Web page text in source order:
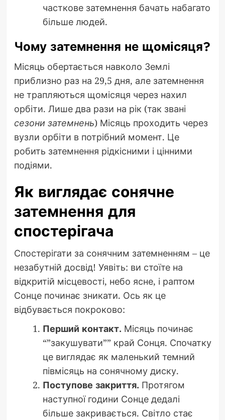
часткове затемнення бачать набагато
більше людей.
Чому затемнення не щомісяця?
Місяць обертається навколо Землі
приблизно раз на 29,5 дня, але затемнення
не трапляються щомісяця через нахил
орбіти. Лише два рази на рік (так звані
сезони затемнень) Місяць проходить через
вузли орбіти в потрібний момент. Це
робить затемнення рідкісними і цінними
подіями.
Як виглядає сонячне
затемнення для
спостерігача
Спостерігати за сонячним затемненням – це
незабутній досвід! Уявіть: ви стоїте на
відкритій місцевості, небо ясне, і раптом
Сонце починає зникати. Ось як це
відбувається покроково:
Перший контакт. Місяць починає
“”закушувати”” край Сонця. Спочатку
це виглядає як маленький темний
півмісяць на сонячному диску.
Поступове закриття. Протягом
наступної години Сонце дедалі
більше закривається. Світло стає